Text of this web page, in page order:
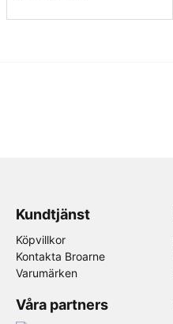
Kundtjänst
Köpvillkor
Kontakta Broarne
Varumärken
Våra partners